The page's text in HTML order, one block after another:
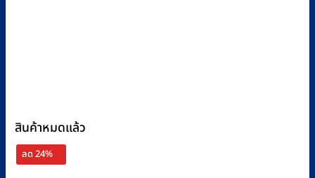
สินค้าหมดแล้ว
ลด 24%